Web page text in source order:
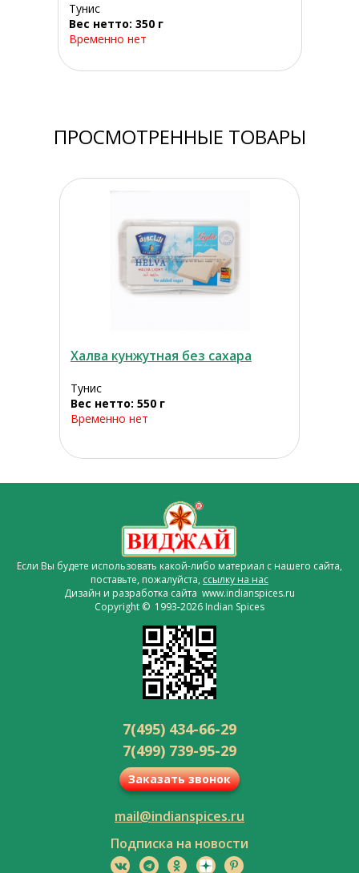
Тунис
Вес нетто: 350 г
Временно нет
ПРОСМОТРЕННЫЕ ТОВАРЫ
Халва кунжутная без сахара
Тунис
Вес нетто: 550 г
Временно нет
Если Вы будете использовать какой-либо материал с нашего сайта,
поставьте, пожалуйста, ссылку на нас
Дизайн и разработка сайта www.indianspices.ru
Copyright © 1993-2026 Indian Spices
7(495) 434-66-29
7(499) 739-95-29
Заказать звонок
mail@indianspices.ru
Подписка на новости